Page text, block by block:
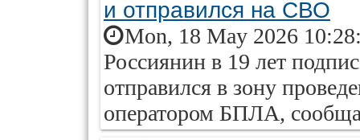
и отправился на СВО
Mon, 18 May 2026
Россиянин в 19 лет
отправился в зону
оператором БПЛА,